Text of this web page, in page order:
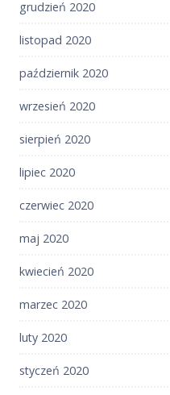
grudzień 2020
listopad 2020
październik 2020
wrzesień 2020
sierpień 2020
lipiec 2020
czerwiec 2020
maj 2020
kwiecień 2020
marzec 2020
luty 2020
styczeń 2020